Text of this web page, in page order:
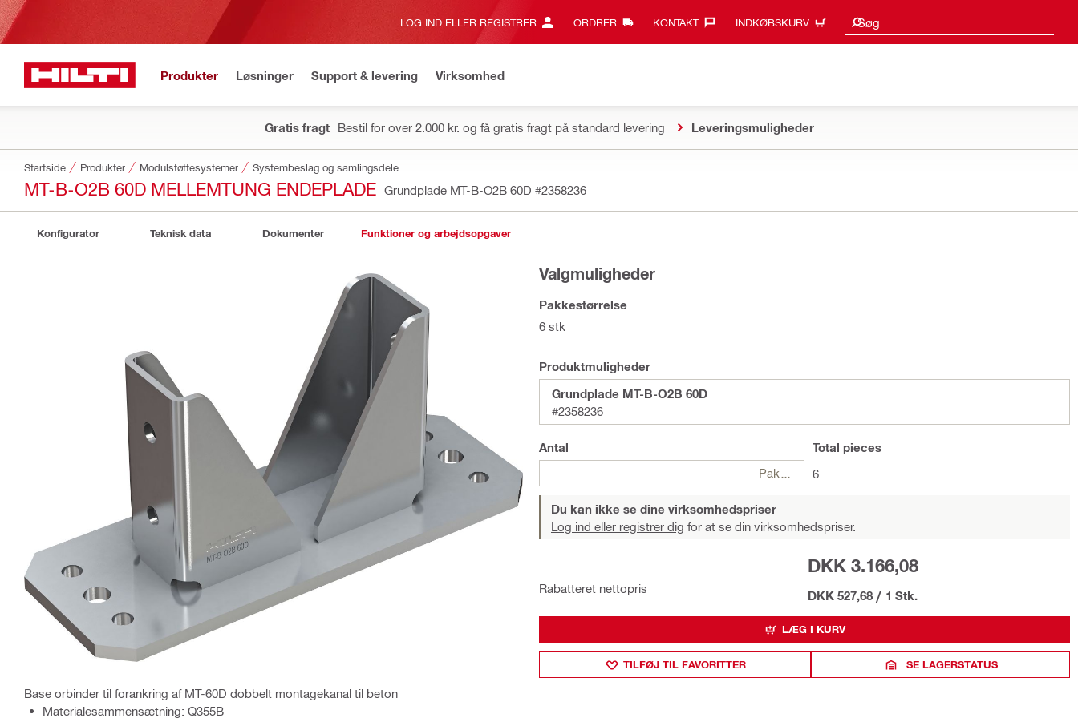
LOG IND ELLER REGISTRER ORDRER KONTAKT‎ INDKØBSKURV Søg
Søgeresultater
Produkter Løsninger Support & levering Virksomhed
Gratis fragt Bestil for over 2.000 kr. og få gratis fragt på standard levering Leveringsmuligheder
Startside Produkter Modulstøttesystemer Systembeslag og samlingsdele
MT-B-O2B 60D MELLEMTUNG ENDEPLADE Grundplade MT-B-O2B 60D #2358236
Konfigurator Teknisk data Dokumenter Funktioner og arbejdsopgaver
Base orbinder til forankring af MT-60D dobbelt montagekanal til beton
Materialesammensætning: Q355B
Valgmuligheder
Pakkestørrelse
6 stk
Produktmuligheder
Grundplade MT-B-O2B 60D
#2358236
Antal
Pakker
Total pieces
6
Du kan ikke se dine virksomhedspriser
Log ind eller registrer dig for at se din virksomhedspriser.
Rabatteret nettopris
DKK 3.166,08
DKK 527,68 / 1 Stk.
LÆG I KURV
TILFØJ TIL FAVORITTER SE LAGERSTATUS